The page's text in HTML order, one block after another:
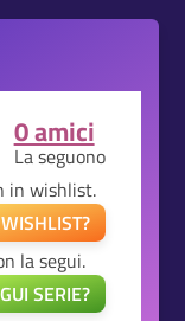
0 amici
La seguono
in wishlist.
la segui.
SERIE?